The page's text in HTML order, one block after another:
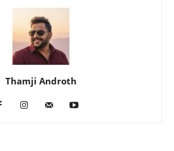
Thamji Androth